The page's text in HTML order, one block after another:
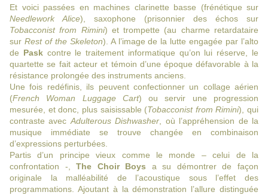
Et voici passées en machines clarinette basse (frénétique sur
Needlework Alice), saxophone (prisonnier des échos sur
Tobacconist from Rimini) et trompette (au charme retardataire
sur Rest of the Skeleton). A l’image de la lutte engagée par l’alto
de Paskcontre le traitement informatique qu’on lui réserve, le
quartette se fait acteur et témoin d’une époque défavorable à la
résistance prolongée des instruments anciens.
Une fois redéfinis, ils peuvent confectionner un collage aérien
(French Woman Luggage Cart) ou servir une progression
mesurée, et donc, plus saisissable (Tobacconist from Rimini), qui
contraste avec Adulterous Dishwasher , où l’appréhension de la
musique immédiate se trouve changée en combinaison
d’expressions perturbées.
Partis d’un principe vieux comme le monde – celui de la
confrontation -,The Choir Boys a su démontrer de façon
originale la malléabilité de l’acoustique sous l’effet des
programmations. Ajoutant à la démonstration l’allure distinguée